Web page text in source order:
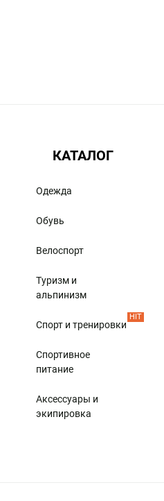
КАТАЛОГ
Одежда
Обувь
Велоспорт
Туризм и
альпинизм
Спорт и тренировки
HIT
Спортивное
питание
Аксессуары и
экипировка